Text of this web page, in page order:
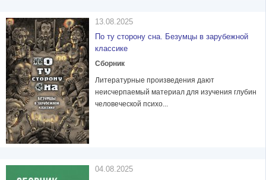
13.08.2025
По ту сторону сна. Безумцы в зарубежной
классике
Сборник
Литературные произведения дают
неисчерпаемый материал для изучения глубин
человеческой психо...
04.08.2025